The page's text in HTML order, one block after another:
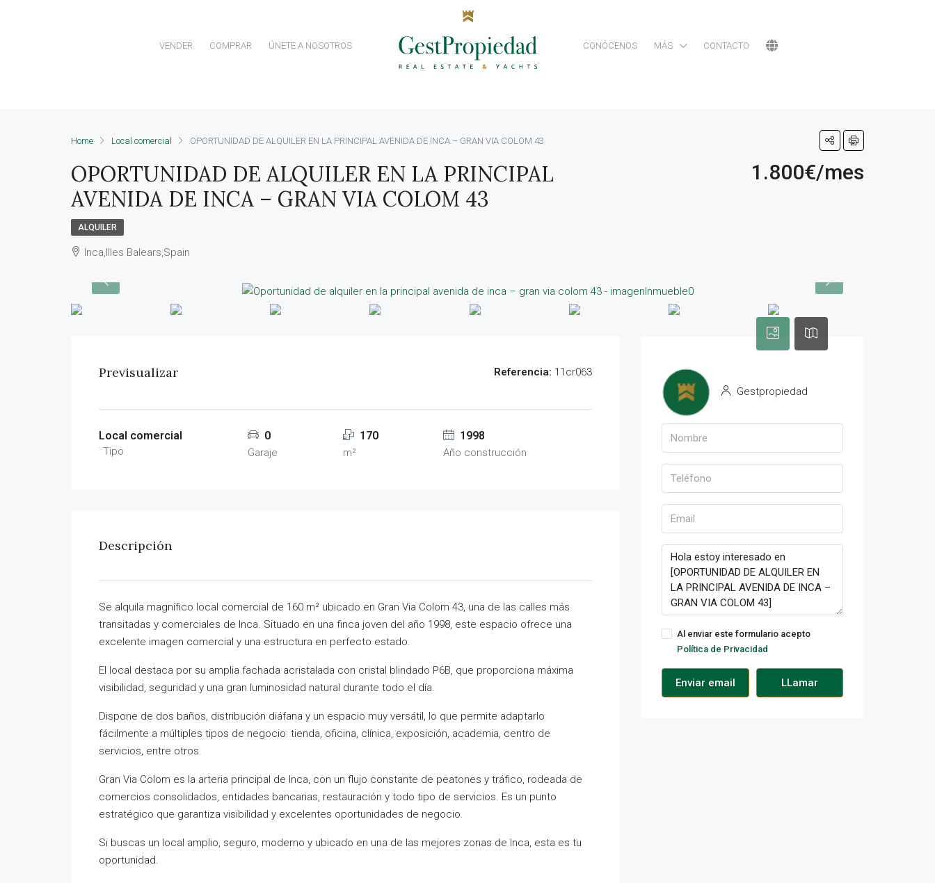
VENDER COMPRAR ÚNETE A NOSOTROS CONÓCENOS MÁS CONTACTO
Home Local comercial OPORTUNIDAD DE ALQUILER EN LA PRINCIPAL AVENIDA DE INCA – GRAN VIA COLOM 43
OPORTUNIDAD DE ALQUILER EN LA PRINCIPAL
AVENIDA DE INCA – GRAN VIA COLOM 43
1.800€/mes
ALQUILER
Inca,Illes Balears,Spain
Previsualizar Referencia: 11cr063
Local comercial
¨Tipo
0
Garaje
170
m²
1998
Año construcción
Descripción
Se alquila magnífico local comercial de 160 m² ubicado en Gran Via Colom 43, una de las calles más
transitadas y comerciales de Inca. Situado en una finca joven del año 1998, este espacio ofrece una
excelente imagen comercial y una estructura en perfecto estado.
El local destaca por su amplia fachada acristalada con cristal blindado P6B, que proporciona máxima
visibilidad, seguridad y una gran luminosidad natural durante todo el día.
Dispone de dos baños, distribución diáfana y un espacio muy versátil, lo que permite adaptarlo
fácilmente a múltiples tipos de negocio: tienda, oficina, clínica, exposición, academia, centro de
servicios, entre otros.
Gran Via Colom es la arteria principal de Inca, con un flujo constante de peatones y tráfico, rodeada de
comercios consolidados, entidades bancarias, restauración y todo tipo de servicios. Es un punto
estratégico que garantiza visibilidad y excelentes oportunidades de negocio.
Si buscas un local amplio, seguro, moderno y ubicado en una de las mejores zonas de Inca, esta es tu
oportunidad.
Gestpropiedad
Al enviar este formulario acepto
Política de Privacidad
Enviar email LLamar